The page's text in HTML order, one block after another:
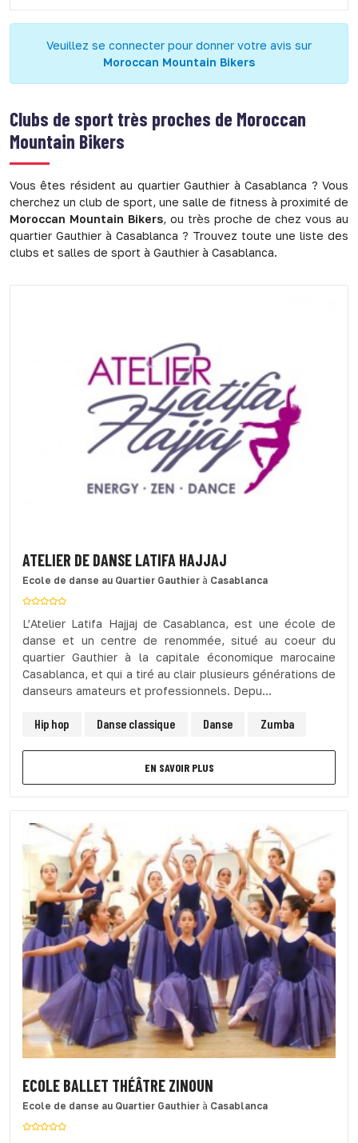
Veuillez se connecter pour donner votre avis sur
Moroccan Mountain Bikers
Clubs de sport très proches de Moroccan
Mountain Bikers
Vous êtes résident au quartier Gauthier à Casablanca ? Vous
cherchez un club de sport, une salle de fitness à proximité de
Moroccan Mountain Bikers, ou très proche de chez vous au
quartier Gauthier à Casablanca ? Trouvez toute une liste des
clubs et salles de sport à Gauthier à Casablanca.
ATELIER DE DANSE LATIFA HAJJAJ
Ecole de danse au Quartier Gauthier à Casablanca
L’Atelier Latifa Hajjaj de Casablanca, est une école de
danse et un centre de renommée, situé au coeur du
quartier Gauthier à la capitale économique marocaine
Casablanca, et qui a tiré au clair plusieurs générations de
danseurs amateurs et professionnels. Depu...
Hip hop Danse classique Danse Zumba
EN SAVOIR PLUS
ECOLE BALLET THÉÂTRE ZINOUN
Ecole de danse au Quartier Gauthier à Casablanca